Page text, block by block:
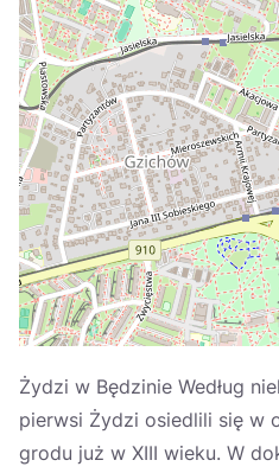
Nederlands
Português
Suomi
Україна
Zamknij
Żydzi w Będzinie Według
pierwsi Żydzi osiedlili się w
grodu już w XIII wieku. W